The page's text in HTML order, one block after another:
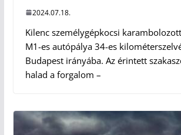
2024.07.18.
Kilenc személygépkocsi
M1-es autópálya 34-es
Budapest irányába. Az érintett
halad a forgalom –